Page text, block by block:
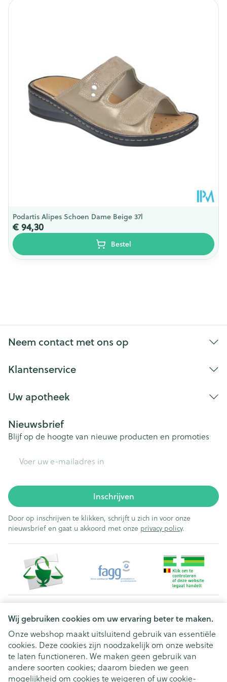
Wij gebruiken cookies om uw ervaring beter te maken.
Onze webshop maakt uitsluitend gebruik van essentiële
cookies. Deze cookies zijn noodzakelijk om onze website
te laten functioneren. We maken geen gebruik van
andere soorten cookies; daarom bieden we geen
mogelijkheid om cookies te weigeren of uw cookie-
Hoeveelheid
Verpakking
Paar
Behoud Kamertemperatuur (15°C - 25°C)
Podartis Alipes Schoen Dame Beige 37l
€ 94,30
Bestel
Neem contact met ons op
Klantenservice
Uw apotheek
Nieuwsbrief
Blijf op de hoogte van nieuwe producten en promoties
Inschrijven
Door op inschrijven te klikken, schrijft u zich in voor onze
nieuwsbrief en gaat u akkoord met onze privacy policy.
Juridische links